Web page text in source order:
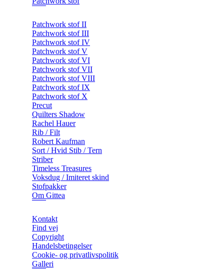
Patchwork stof II
Patchwork stof III
Patchwork stof IV
Patchwork stof V
Patchwork stof VI
Patchwork stof VII
Patchwork stof VIII
Patchwork stof IX
Patchwork stof X
Precut
Quilters Shadow
Rachel Hauer
Rib / Filt
Robert Kaufman
Sort / Hvid Stib / Tern
Striber
Timeless Treasures
Voksdug / Imiteret skind
Stofpakker
Om Gittea
Kontakt
Find vej
Copyright
Handelsbetingelser
Cookie- og privatlivspolitik
Galleri